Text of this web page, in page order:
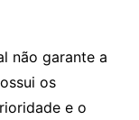
não garante a
os
e o